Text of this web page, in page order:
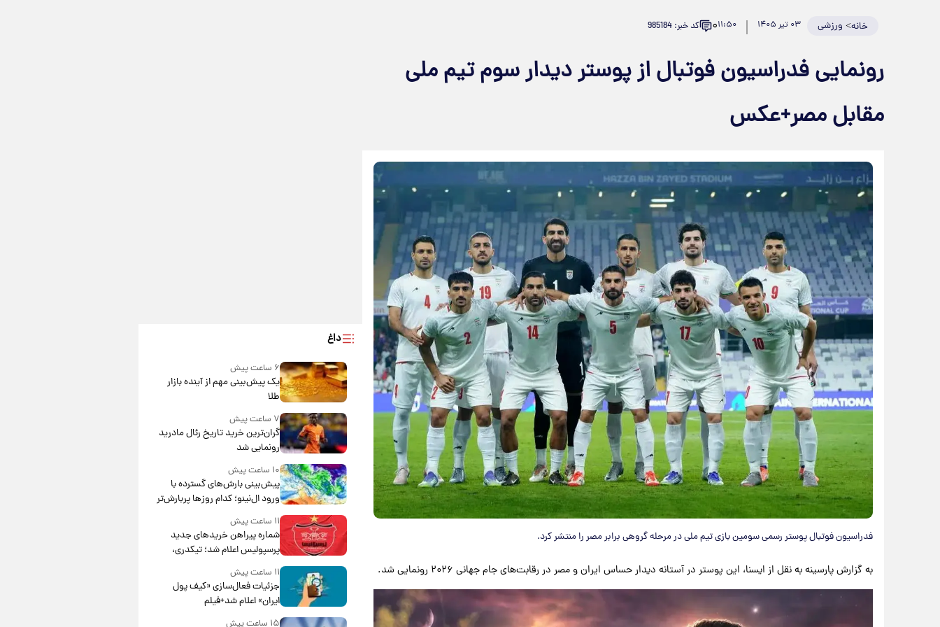
خانه> ورزشی ۰۳ تیر ۱۴۰۵ ۱۱:۵۰۰ کد خبر: 985184
رونمایی فدراسیون فوتبال از پوستر دیدار سوم تیم ملی
مقابل مصر+عکس
فدراسیون فوتبال پوستر رسمی سومین بازی تیم ملی در مرحله گروهی برابر مصر را منتشر کرد.
به گزارش پارسینه به نقل از ایسنا، این پوستر در آستانه دیدار حساس ایران و مصر در رقابت‌های جام جهانی ۲۰۲۶ رونمایی شد.
داغ
۶ ساعت پیش
یک پیش‌بینی مهم از آینده بازار
طلا
۷ ساعت پیش
گران‌ترین خرید تاریخ رئال مادرید
رونمایی شد
۱۰ ساعت پیش
پیش‌بینی بارش‌های گسترده با
ورود ال‌نینو؛ کدام روزها پربارش‌تر
خواهند بود؟
۱۱ ساعت پیش
شماره پیراهن خریدهای جدید
پرسپولیس اعلام شد؛ تیکدری،
محبی و سرگیف با اعداد ویژه
۱۱ ساعت پیش
جزئیات فعال‌سازی «کیف پول
ایران» اعلام شد+فیلم
۱۵ ساعت پیش